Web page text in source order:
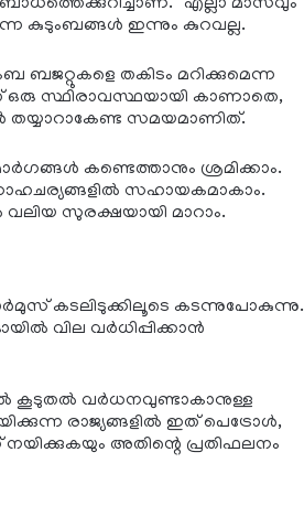
“എല്ലാ മാസവും
കുടുംബങ്ങൾ ഇന്നും കുറവല്ല.
ബജറ്റുകളെ തകിടം മറിക്കുമെന്ന
ഒരു സ്ഥിരാവസ്ഥയായി കാണാതെ,
തയ്യാറാകേണ്ട സമയമാണിത്.
കണ്ടെത്താനും ശ്രമിക്കാം.
സഹായകമാകാം.
വലിയ സുരക്ഷയായി മാറാം.
കടലിടുക്കിലൂടെ കടന്നുപോകുന്നു.
വില വർധിപ്പിക്കാൻ
കൂടുതൽ വർധനവുണ്ടാകാനുള്ള
രാജ്യങ്ങളിൽ ഇത് പെട്രോൾ,
അതിന്റെ പ്രതിഫലനം